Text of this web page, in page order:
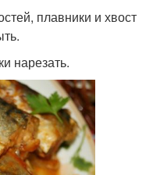
плавники и хвост
нарезать.